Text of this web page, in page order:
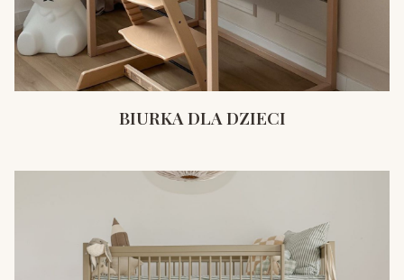
BIURKA DLA DZIECI